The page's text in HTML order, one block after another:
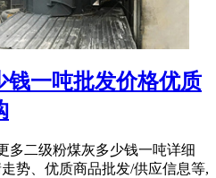
钱一吨批发价格优质
多二级粉煤灰多少钱一吨详细
势、优质商品批发/供应信息等,